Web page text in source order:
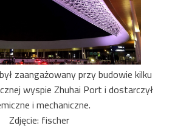
zaangażowany przy budowie kilku
wyspie Zhuhai Port i dostarczył
i mechaniczne.
Zdjęcie: fischer